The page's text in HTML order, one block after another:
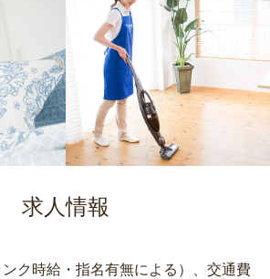
求人情報
ンク時給・指名有無による）、交通費